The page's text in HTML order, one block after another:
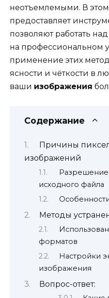
неотъемлемыми. В этом
предоставляет
позволяют работать
на профессиональном
применение этих
ясности и чёткости в
ваши изображения
Содержание
Причины
изображений
Разрешение
исходного файла
Методы
форматов
Настройки
изображения
Вопрос-ответ: